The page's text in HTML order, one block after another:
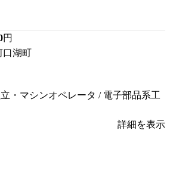
円
口湖町
・マシンオペレータ / 電子部品系工
詳細を表示